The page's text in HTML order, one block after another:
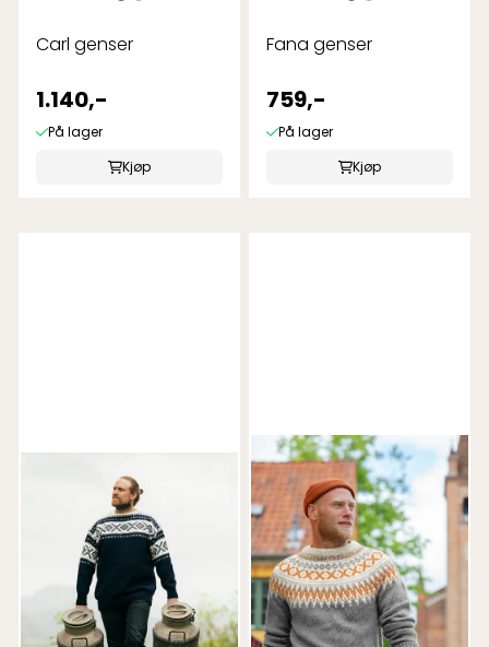
Carl genser
1.140,-
På lager
Kjøp
Fana genser
759,-
På lager
Kjøp